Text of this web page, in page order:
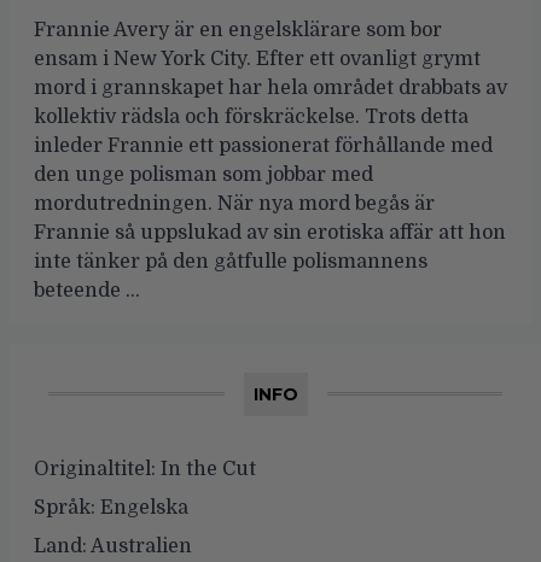
Frannie Avery är en engelsklärare som bor
ensam i New York City. Efter ett ovanligt grymt
mord i grannskapet har hela området drabbats av
kollektiv rädsla och förskräckelse. Trots detta
inleder Frannie ett passionerat förhållande med
den unge polisman som jobbar med
mordutredningen. När nya mord begås är
Frannie så uppslukad av sin erotiska affär att hon
inte tänker på den gåtfulle polismannens
beteende …
INFO
Originaltitel: In the Cut
Språk: Engelska
Land: Australien